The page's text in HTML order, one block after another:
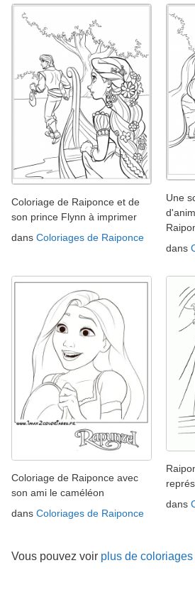
Coloriage de Raiponce et de
son prince Flynn à imprimer
dans Coloriages de Raiponce
Une
dans
Coloriage de Raiponce avec
son ami le caméléon
dans Coloriages de Raiponce
dans
Vous pouvez voir plus de